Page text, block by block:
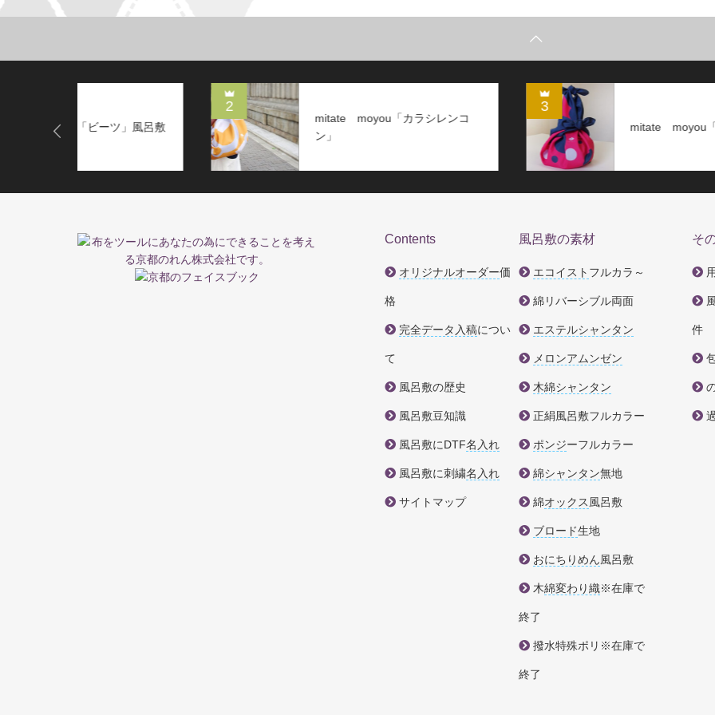
mitate moyou「カラシレンコ
mitate moyou「スイカ」風呂敷
Contents
オリジナルオーダー価
格
完全データ入稿につい
て
風呂敷の歴史
風呂敷豆知識
風呂敷にDTF名入れ
風呂敷に刺繍名入れ
サイトマップ
風呂敷の素材
エコイスト フルカラ～
綿リバーシブル両面
エステルシャンタン
メロンアムンゼン
木綿シャンタン
正絹風呂敷フルカラー
ポンジーフルカラー
綿シャンタン無地
綿オックス 風呂敷
ブロード生地
おにちりめん 風呂敷
木綿変わり織※在庫で
終了
撥水特殊ポリ※在庫で
終了
そ
件